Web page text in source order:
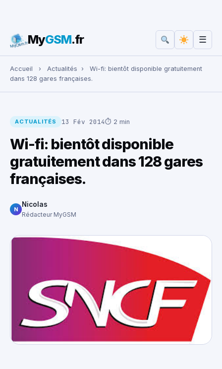
Rechercher :
MyGSM.fr ☰
Accueil › Actualités ›
Wi-fi: bientôt disponible gratuitement
dans 128 gares françaises.
ACTUALITÉS 13 Fév 2014⏱ 2 min
Wi-fi: bientôt disponible
gratuitement dans 128 gares
françaises.
N
Nicolas
Rédacteur MyGSM